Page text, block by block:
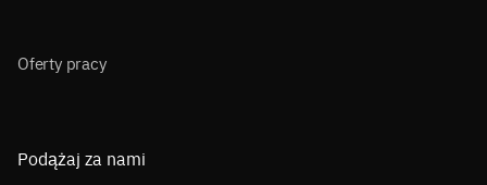
Oferty pracy
Podążaj za nami